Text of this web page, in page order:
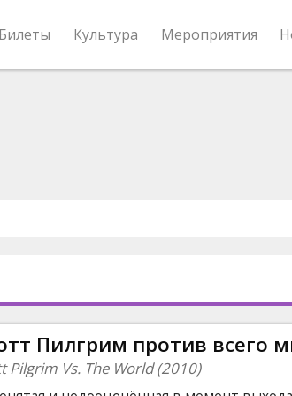
Билеты Культура Мероприятия
Пилгрим против всего
Pilgrim Vs. The World (2010)